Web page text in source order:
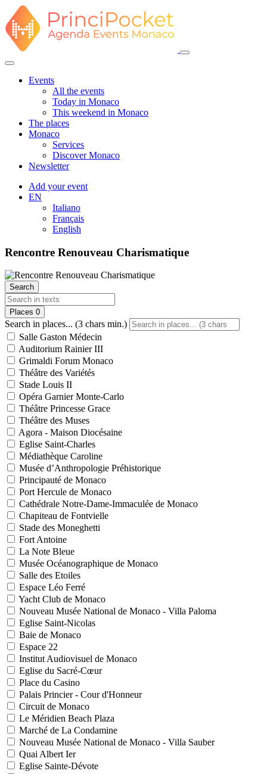
Events
All the events
Today in Monaco
This weekend in Monaco
The places
Monaco
Services
Discover Monaco
Newsletter
Add your event
EN
Italiano
Français
English
Rencontre Renouveau Charismatique
Search
Places 0
Search in places... (3 chars min.)
Salle Gaston Médecin
Auditorium Rainier III
Grimaldi Forum Monaco
Théâtre des Variétés
Stade Louis II
Opéra Garnier Monte-Carlo
Théâtre Princesse Grace
Théâtre des Muses
Agora - Maison Diocésaine
Eglise Saint-Charles
Médiathèque Caroline
Musée d’Anthropologie Préhistorique
Principauté de Monaco
Port Hercule de Monaco
Cathédrale Notre-Dame-Immaculée de Monaco
Chapiteau de Fontvielle
Stade des Moneghetti
Fort Antoine
La Note Bleue
Musée Océanographique de Monaco
Salle des Etoiles
Espace Léo Ferré
Yacht Club de Monaco
Nouveau Musée National de Monaco - Villa Paloma
Eglise Saint-Nicolas
Baie de Monaco
Espace 22
Institut Audiovisuel de Monaco
Eglise du Sacré-Cœur
Place du Casino
Palais Princier - Cour d'Honneur
Circuit de Monaco
Le Méridien Beach Plaza
Marché de La Condamine
Nouveau Musée National de Monaco - Villa Sauber
Quai Albert Ier
Eglise Sainte-Dévote